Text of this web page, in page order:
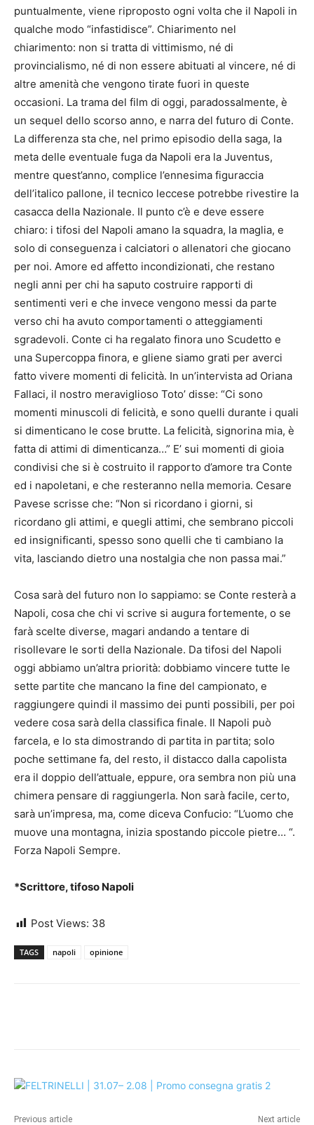
puntualmente, viene riproposto ogni volta che il Napoli in
qualche modo “infastidisce”. Chiarimento nel
chiarimento: non si tratta di vittimismo, né di
provincialismo, né di non essere abituati al vincere, né di
altre amenità che vengono tirate fuori in queste
occasioni. La trama del film di oggi, paradossalmente, è
un sequel dello scorso anno, e narra del futuro di Conte.
La differenza sta che, nel primo episodio della saga, la
meta delle eventuale fuga da Napoli era la Juventus,
mentre quest’anno, complice l’ennesima figuraccia
dell’italico pallone, il tecnico leccese potrebbe rivestire la
casacca della Nazionale. Il punto c’è e deve essere
chiaro: i tifosi del Napoli amano la squadra, la maglia, e
solo di conseguenza i calciatori o allenatori che giocano
per noi. Amore ed affetto incondizionati, che restano
negli anni per chi ha saputo costruire rapporti di
sentimenti veri e che invece vengono messi da parte
verso chi ha avuto comportamenti o atteggiamenti
sgradevoli. Conte ci ha regalato finora uno Scudetto e
una Supercoppa finora, e gliene siamo grati per averci
fatto vivere momenti di felicità. In un’intervista ad Oriana
Fallaci, il nostro meraviglioso Toto’ disse: “Ci sono
momenti minuscoli di felicità, e sono quelli durante i quali
si dimenticano le cose brutte. La felicità, signorina mia, è
fatta di attimi di dimenticanza…” E’ sui momenti di gioia
condivisi che si è costruito il rapporto d’amore tra Conte
ed i napoletani, e che resteranno nella memoria. Cesare
Pavese scrisse che: “Non si ricordano i giorni, si
ricordano gli attimi, e quegli attimi, che sembrano piccoli
ed insignificanti, spesso sono quelli che ti cambiano la
vita, lasciando dietro una nostalgia che non passa mai.”
Cosa sarà del futuro non lo sappiamo: se Conte resterà a
Napoli, cosa che chi vi scrive si augura fortemente, o se
farà scelte diverse, magari andando a tentare di
risollevare le sorti della Nazionale. Da tifosi del Napoli
oggi abbiamo un’altra priorità: dobbiamo vincere tutte le
sette partite che mancano la fine del campionato, e
raggiungere quindi il massimo dei punti possibili, per poi
vedere cosa sarà della classifica finale. Il Napoli può
farcela, e lo sta dimostrando di partita in partita; solo
poche settimane fa, del resto, il distacco dalla capolista
era il doppio dell’attuale, eppure, ora sembra non più una
chimera pensare di raggiungerla. Non sarà facile, certo,
sarà un’impresa, ma, come diceva Confucio: “L’uomo che
muove una montagna, inizia spostando piccole pietre… “.
Forza Napoli Sempre.
*Scrittore, tifoso Napoli
Post Views: 38
TAGS napoli opinione
Previous article Next article